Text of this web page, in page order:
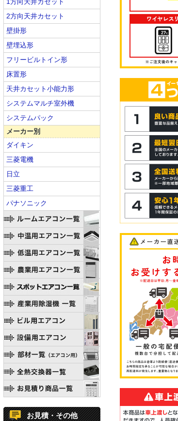
2方向天井カセット
壁掛形
壁埋込形
フリービルトイン形
床置形
天井カセット小能力形
システムマルチ室外機
システムパック
メーカー別
ダイキン
三菱電機
日立
三菱重工
パナソニック
お見積・その他